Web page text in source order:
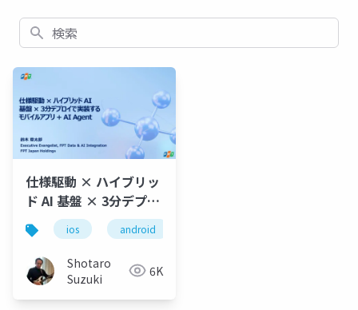
検索
仕様駆動 × ハイブリッ
ド AI 基盤 × 3分デプロ
イで実装するモバイル
アプリ + AI Agent
ios android
Shotaro
Suzuki
6K